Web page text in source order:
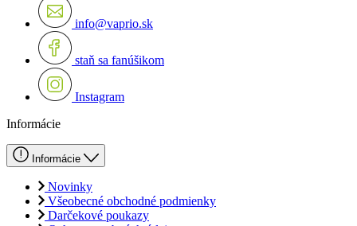
info@vaprio.sk
staň sa fanúšikom
Instagram
Informácie
Informácie
Novinky
Všeobecné obchodné podmienky
Darčekové poukazy